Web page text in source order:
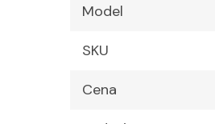
Model
SKU
Cena